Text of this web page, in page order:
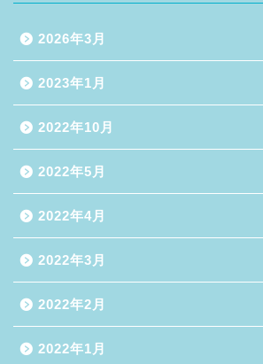
2026年3月
2023年1月
2022年10月
2022年5月
2022年4月
2022年3月
2022年2月
2022年1月